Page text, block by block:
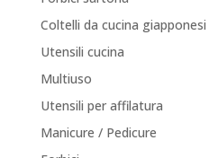
Coltelli da cucina giapponesi
Utensili cucina
Multiuso
Utensili per affilatura
Manicure / Pedicure